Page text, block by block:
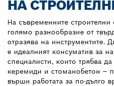
НА
На съвременните строителни
голямо разнообразие от
отразява на инструментите.
е идеалният консуматив за
специалисти, които трябва
керемиди и стоманобетон –
върши работата за по-дълго